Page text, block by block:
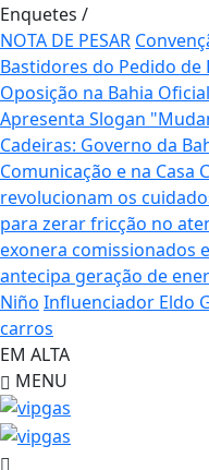
Enquetes /
NOTA DE PESAR
Bastidores do Pedido de
Oposição na Bahia
Apresenta Slogan
Cadeiras: Governo da
Comunicação e na Casa
revolucionam os
para zerar fricção no
exonera comissionados
antecipa geração de
Niño Influenciador Eldo
carros
EM ALTA
MENU